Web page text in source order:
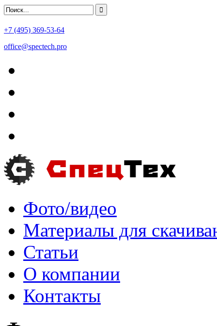
+7 (495) 369-53-64
office@spectech.pro
Фото/видео
Материалы для
Статьи
О компании
Контакты